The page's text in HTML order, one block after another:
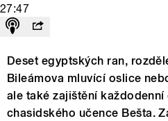
27:47
Deset egyptských ran,
Bileámova mluvící oslice
ale také zajištění
chasidského učence Bešta.